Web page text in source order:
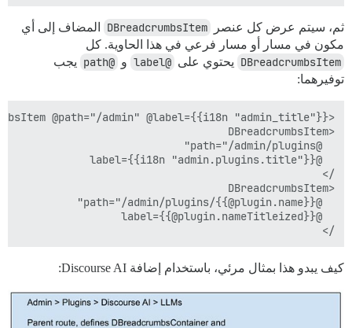
ثم، سيتم عرض كل عنصر DBreadcrumbsItem
المضاف إلى أي
مكون في مسار أو مسار فرعي في هذا الحاوية. كل
DBreadcrumbsItem يحتوي على @label و @path
يجب
توفيرهما:
/>
كيف يبدو هذا بمثال مرئي، باستخدام إضافة Discourse AI: